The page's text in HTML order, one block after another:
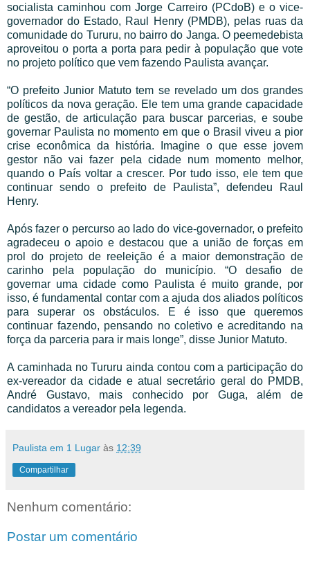
socialista caminhou com Jorge Carreiro (PCdoB) e o vice-
governador do Estado, Raul Henry (PMDB), pelas ruas da
comunidade do Tururu, no bairro do Janga. O peemedebista
aproveitou o porta a porta para pedir à população que vote
no projeto político que vem fazendo Paulista avançar.
“O prefeito Junior Matuto tem se revelado um dos grandes
políticos da nova geração. Ele tem uma grande capacidade
de gestão, de articulação para buscar parcerias, e soube
governar Paulista no momento em que o Brasil viveu a pior
crise econômica da história. Imagine o que esse jovem
gestor não vai fazer pela cidade num momento melhor,
quando o País voltar a crescer. Por tudo isso, ele tem que
continuar sendo o prefeito de Paulista”, defendeu Raul
Henry.
Após fazer o percurso ao lado do vice-governador, o prefeito
agradeceu o apoio e destacou que a união de forças em
prol do projeto de reeleição é a maior demonstração de
carinho pela população do município. “O desafio de
governar uma cidade como Paulista é muito grande, por
isso, é fundamental contar com a ajuda dos aliados políticos
para superar os obstáculos. E é isso que queremos
continuar fazendo, pensando no coletivo e acreditando na
força da parceria para ir mais longe”, disse Junior Matuto.
A caminhada no Tururu ainda contou com a participação do
ex-vereador da cidade e atual secretário geral do PMDB,
André Gustavo, mais conhecido por Guga, além de
candidatos a vereador pela legenda.
Paulista em 1 Lugar às 12:39
Compartilhar
Nenhum comentário:
Postar um comentário